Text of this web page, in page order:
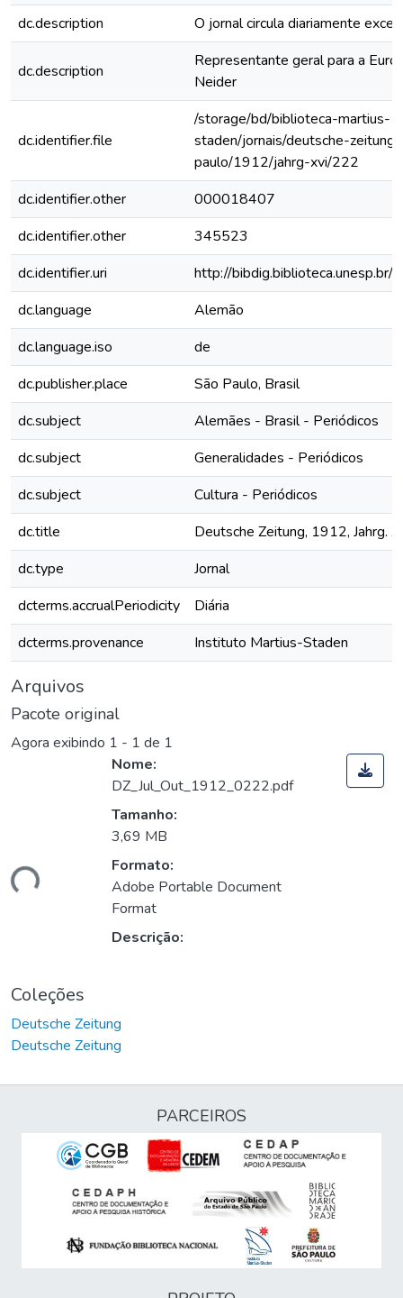
dc.description
O jornal circula diariamente
dc.description
Representante geral para a
Neider
dc.identifier.file
/storage/bd/biblioteca-martius-
staden/jornais/deutsche-
paulo/1912/jahrg-xvi/222
dc.identifier.other
000018407
dc.identifier.other
345523
dc.identifier.uri
http://
dc.language
Alemão
dc.language.iso
de
dc.publisher.place
São Paulo, Brasil
dc.subject
Alemães - Brasil - Periódicos
dc.subject
Generalidades - Periódicos
dc.subject
Cultura - Periódicos
dc.title
Deutsche Zeitung, 1912, Jahrg.
dc.type
Jornal
dcterms.accrualPeriodicity
Diária
dcterms.provenance
Instituto Martius-Staden
Arquivos
Pacote original
Agora exibindo 1 - 1 de 1
Nome:
DZ_Jul_Out_1912_0222.pdf
Tamanho:
3,69 MB
Formato:
Adobe Portable Document
Format
Descrição:
Coleções
Deutsche Zeitung
Deutsche Zeitung
PARCEIROS